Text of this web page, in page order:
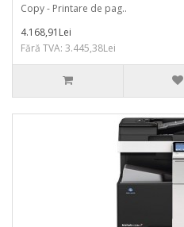
Copy - Printare de pag..
4.168,91Lei
Fără TVA: 3.445,38Lei